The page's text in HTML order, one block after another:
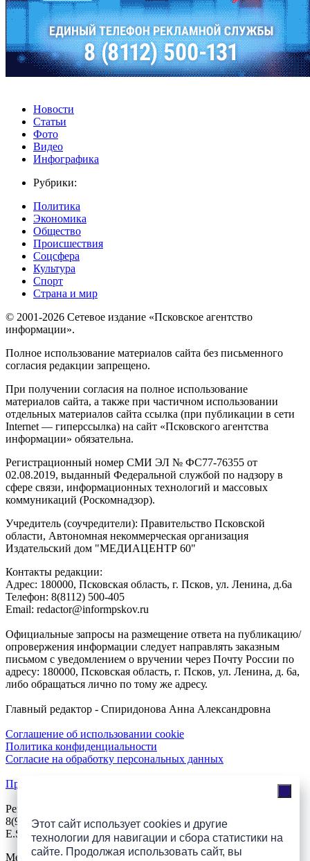
Этот сайт использует cookies и другие
технологии для навигации и сбора статистики на
сайте. Продолжая использовать сайт, вы
Новости
Статьи
Фото
Видео
Инфографика
Рубрики:
Политика
Экономика
Общество
Происшествия
Соцсфера
Культура
Спорт
Страна и мир
© 2001-2026 Сетевое издание «Псковское агентство
информации».
Полное использование материалов сайта без письменного
согласия редакции запрещено.
При получении согласия на полное использование
материалов сайта, а также при частичном использовании
отдельных материалов сайта ссылка (при публикации в сети
Internet — гиперссылка) на сайт «Псковского агентства
информации» обязательна.
Регистрационный номер СМИ ЭЛ № ФС77-76355 от
02.08.2019, выданный Федеральной службой по надзору в
сфере связи, информационных технологий и массовых
коммуникаций (Роскомнадзор).
Учредитель (соучредители): Правительство Псковской
области, Автономная некоммерческая организация
Издательский дом "МЕДИАЦЕНТР 60"
Контакты редакции:
Адреc: 180000, Псковская область, г. Псков, ул. Ленина, д.6а
Телефон: 8(8112) 500-405
Email: redactor@informpskov.ru
Официальные запросы на размещение ответа на публикацию/
опровержения информации следует направлять заказным
письмом с уведомлением о вручении через Почту России по
адресу: 180000, Псковская область, г. Псков, ул. Ленина, д. 6а,
либо обращаться лично по тому же адресу.
Главный редактор - Спиридонова Анна Александровна
Соглашение об использовании cookie
Политика конфиденциальности
Согласие на обработку персональных данных
Прайс-лист на размещение рекламы и техтребования
Реклама на сайте
8(921)508-52-62, телефон 8(8112) 500-131
E.Sezeikina@mhpsk.ru
Меню